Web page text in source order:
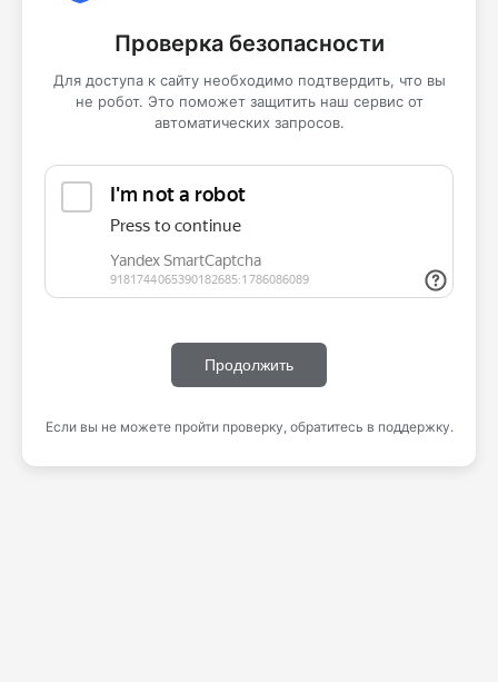
Проверка безопасности
Для доступа к сайту необходимо подтвердить, что вы
не робот. Это поможет защитить наш сервис от
автоматических запросов.
Продолжить
Если вы не можете пройти проверку, обратитесь в поддержку.